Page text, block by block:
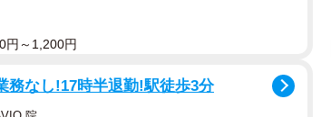
円～1,200円
務なし!17時半退勤!駅徒歩3分